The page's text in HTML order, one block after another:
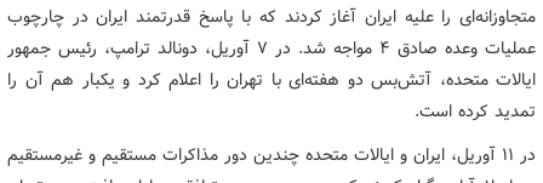
متجاوزانه‌ای را علیه ایران آغاز کردند که با پاسخ قدرتمند ایران در چارچوب
عملیات وعده صادق ۴ مواجه شد. در ۷ آوریل، دونالد ترامپ، رئیس جمهور
ایالات متحده، آتش‌بس دو هفته‌ای با تهران را اعلام کرد و یکبار هم آن را
تمدید کرده است.
در ۱۱ آوریل، ایران و ایالات متحده چندین دور مذاکرات مستقیم و غیرمستقیم